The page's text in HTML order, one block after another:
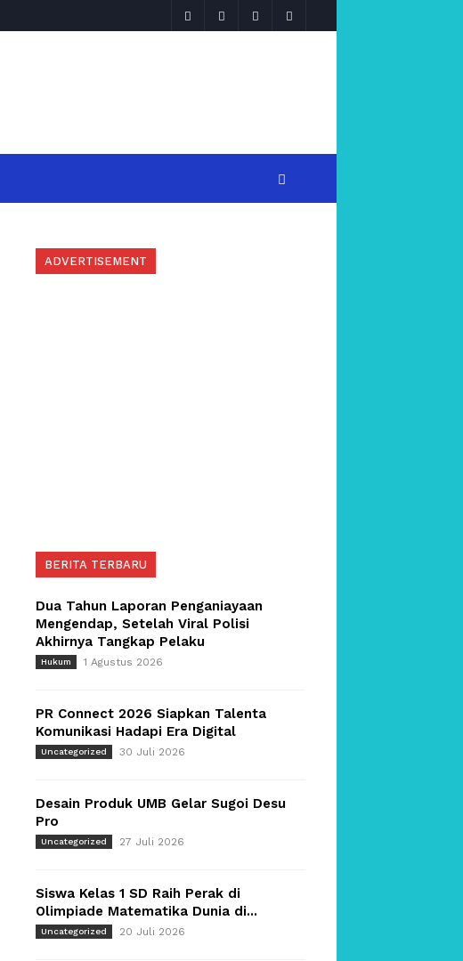
ADVERTISEMENT
BERITA TERBARU
Dua Tahun Laporan Penganiayaan
Mengendap, Setelah Viral Polisi
Akhirnya Tangkap Pelaku
Hukum 1 Agustus 2026
PR Connect 2026 Siapkan Talenta
Komunikasi Hadapi Era Digital
Uncategorized 30 Juli 2026
Desain Produk UMB Gelar Sugoi Desu
Pro
Uncategorized 27 Juli 2026
Siswa Kelas 1 SD Raih Perak di
Olimpiade Matematika Dunia di...
Uncategorized 20 Juli 2026